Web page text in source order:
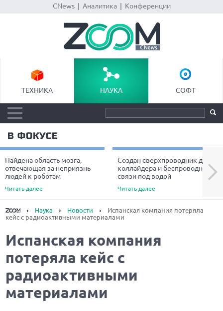
CNews| Аналитика| Конференции
ТЕХНИКА НАУКА СОФТ
В ФОКУСЕ
Найдена область мозга,
отвечающая за неприязнь
людей к роботам
Читать далее
Создан сверхпроводник для
коллайдера и беспроводной
связи под водой
Читать далее
Next
Наука Новости
Испанская компания потеряла
кейс с радиоактивными материалами
Испанская компания
потеряла кейс с
радиоактивными
материалами